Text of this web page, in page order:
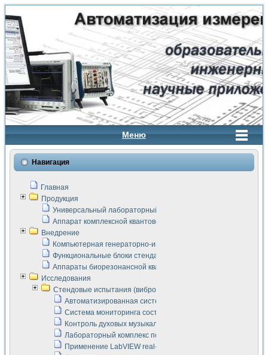
Меню
Навигация
Главная
Продукция
Универсальный лабораторный стенд "Сигнал-USB"
Аппарат комплексной квантовой терапии Интроскан
Внедрение
Компьютерная генераторно-измерительная система
Функциональные блоки стенда "Сигнал-USB"
Аппараты биорезонансной квантовой терапии серии СКАН
Исследования
Стендовые испытания (виброакустика, тензометрия и т.п.)
Автоматизированная система измерения параметров
Система мониторинга состояния тяговых
Контроль духовых музыкальных инструментов
Лабораторный комплекс по исследованию элементной
Применение LabVIEW real-time module для